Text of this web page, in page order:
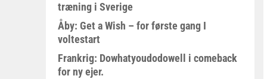
træning i Sverige
Åby: Get a Wish – for første gang I
voltestart
Frankrig: Dowhatyoudodowell i comeback
for ny ejer.